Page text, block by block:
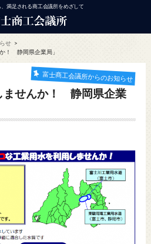
満足される商工会議所をめざして
せ
！ 静岡県企業局」
富士商工会議所からのお知らせ
ませんか！ 静岡県企業